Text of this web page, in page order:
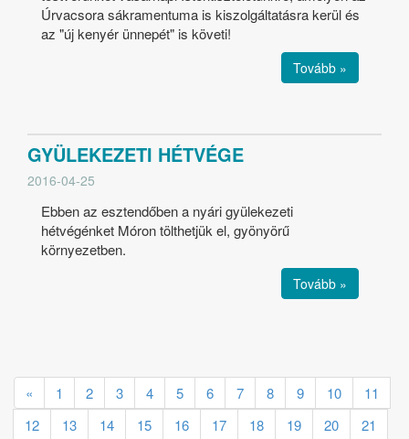
Úrvacsora sákramentuma is kiszolgáltatásra kerül és
az "új kenyér ünnepét" is követi!
Tovább »
GYÜLEKEZETI HÉTVÉGE
2016-04-25
Ebben az esztendőben a nyári gyülekezeti
hétvégénket Móron tölthetjük el, gyönyörű
környezetben.
Tovább »
« 1 2 3 4 5 6 7 8 9 10
11
12
13 14 15 16 17 18 19 20
21